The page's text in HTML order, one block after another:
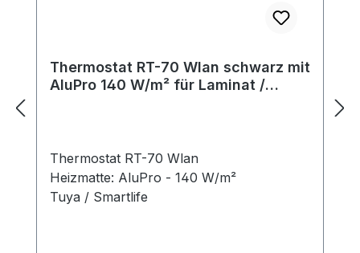
Thermostat RT-70 Wlan schwarz mit
AluPro 140 W/m² für Laminat /
Thermostat RT-70 Wlan
Heizmatte: AluPro - 140 W/m²
Tuya / Smartlife